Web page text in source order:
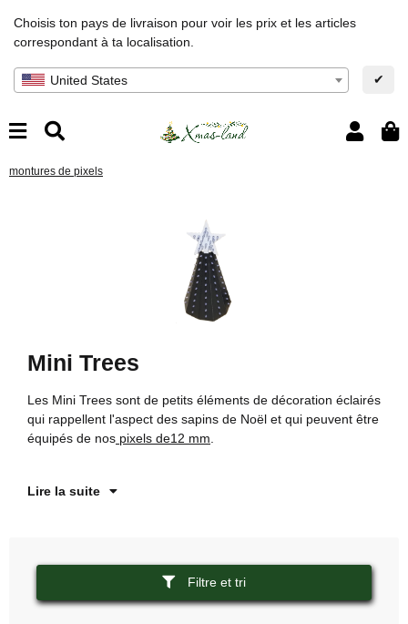
Choisis ton pays de livraison pour voir les prix et les articles
correspondant à ta localisation.
United States ✔
montures de pixels
Mini Trees
Les Mini Trees sont de petits éléments de décoration éclairés
qui rappellent l'aspect des sapins de Noël et qui peuvent être
équipés de nos pixels de12 mm
Lire la suite
Filtre et tri